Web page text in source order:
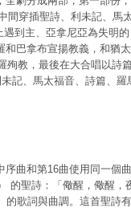
間穿插聖詩、利未記、馬
到主、亞拿尼亞為失明的
和巴拿布宣揚教義，和猶太
殉教，最後在大合唱以詩篇
記、馬太福音、詩篇、羅
序曲和第16曲使用同一個曲
的聖詩：「儆醒，儆醒，
的歌詞與曲調。這首聖詩有